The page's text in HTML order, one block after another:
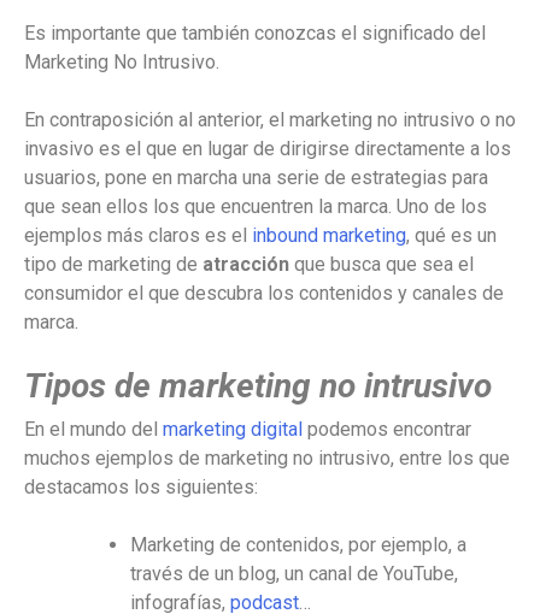
Es importante que también conozcas el significado del
Marketing No Intrusivo.
En contraposición al anterior, el marketing no intrusivo o no
invasivo es el que en lugar de dirigirse directamente a los
usuarios, pone en marcha una serie de estrategias para
que sean ellos los que encuentren la marca. Uno de los
ejemplos más claros es el inbound marketing, qué es un
tipo de marketing de atracción que busca que sea el
consumidor el que descubra los contenidos y canales de
marca.
Tipos de marketing no intrusivo
En el mundo del marketing digital podemos encontrar
muchos ejemplos de marketing no intrusivo, entre los que
destacamos los siguientes:
Marketing de contenidos, por ejemplo, a
través de un blog, un canal de YouTube,
infografías, podcast